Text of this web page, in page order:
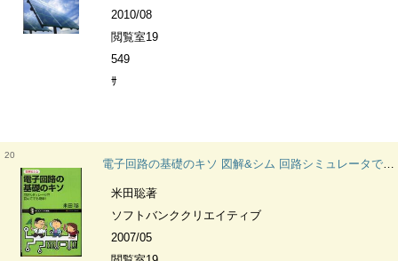
2010/08
閲覧室19
549
ｻ
20
電子回路の基礎のキソ 図解&シム 回路シミュレータで初めてでも簡単! サイエンス・アイ新書
米田聡著
ソフトバンククリエイティブ
2007/05